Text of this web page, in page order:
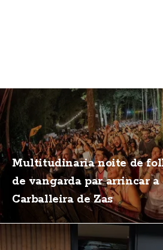
Multitudinaria noite de
de vangarda par arrincar a
Carballeira de Zas